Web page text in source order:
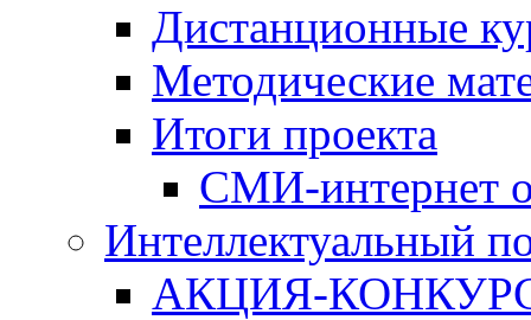
Дистанционные
Методические
Итоги проекта
СМИ-интернет
Интеллектуальный
АКЦИЯ-